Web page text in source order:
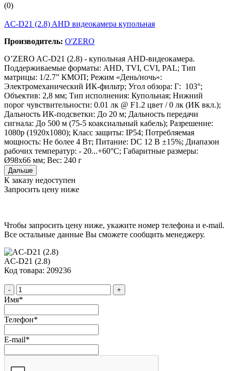
(0)
AC-D21 (2.8) AHD видеокамера купольная
Производитель: O'ZERO
O’ZERO AC-D21 (2.8) - купольная AHD-видеокамера.
Поддерживаемые форматы: AHD, TVI, CVI, PAL; Тип
матрицы: 1/2.7” КМОП; Режим «День/ночь»:
Электромеханический ИК-фильтр; Угол обзора: Г: 103°;
Объектив: 2,8 мм; Тип исполнения: Купольная; Нижний
порог чувствительности: 0.01 лк @ F1.2 цвет / 0 лк (ИК вкл.);
Дальность ИК-подсветки: До 20 м; Дальность передачи
сигнала: До 500 м (75-5 коаксиальный кабель); Разрешение:
1080p (1920x1080); Класс защиты: IP54; Потребляемая
мощность: Не более 4 Вт; Питание: DC 12 В ±15%; Диапазон
рабочих температур: - 20...+60°С; Габаритные размеры:
Ø98x66 мм; Вес: 240 г
Дальше
К заказу недоступен
Запросить цену ниже
Чтобы запросить цену ниже, укажите номер телефона и e-mail.
Все остальные данные Вы сможете сообщить менеджеру.
AC-D21 (2.8)
Код товара: 209236
- +
Имя*
Телефон*
E-mail*